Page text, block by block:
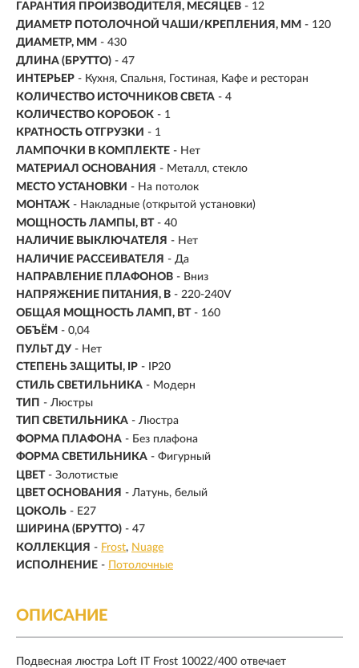
ГАРАНТИЯ ПРОИЗВОДИТЕЛЯ, МЕСЯЦЕВ - 12
ДИАМЕТР ПОТОЛОЧНОЙ ЧАШИ/КРЕПЛЕНИЯ, ММ - 120
ДИАМЕТР, ММ - 430
ДЛИНА (БРУТТО) - 47
ИНТЕРЬЕР - Кухня, Спальня, Гостиная, Кафе и ресторан
КОЛИЧЕСТВО ИСТОЧНИКОВ СВЕТА - 4
КОЛИЧЕСТВО КОРОБОК - 1
КРАТНОСТЬ ОТГРУЗКИ - 1
ЛАМПОЧКИ В КОМПЛЕКТЕ - Нет
МАТЕРИАЛ ОСНОВАНИЯ - Металл, стекло
МЕСТО УСТАНОВКИ - На потолок
МОНТАЖ - Накладные (открытой установки)
МОЩНОСТЬ ЛАМПЫ, ВТ - 40
НАЛИЧИЕ ВЫКЛЮЧАТЕЛЯ - Нет
НАЛИЧИЕ РАССЕИВАТЕЛЯ - Да
НАПРАВЛЕНИЕ ПЛАФОНОВ - Вниз
НАПРЯЖЕНИЕ ПИТАНИЯ, В - 220-240V
ОБЩАЯ МОЩНОСТЬ ЛАМП, ВТ - 160
ОБЪЁМ - 0,04
ПУЛЬТ ДУ - Нет
СТЕПЕНЬ ЗАЩИТЫ, IP - IP20
СТИЛЬ СВЕТИЛЬНИКА - Модерн
ТИП - Люстры
ТИП СВЕТИЛЬНИКА - Люстра
ФОРМА ПЛАФОНА - Без плафона
ФОРМА СВЕТИЛЬНИКА - Фигурный
ЦВЕТ - Золотистые
ЦВЕТ ОСНОВАНИЯ - Латунь, белый
ЦОКОЛЬ - Е27
ШИРИНА (БРУТТО) - 47
КОЛЛЕКЦИЯ - Frost
Nuage
ИСПОЛНЕНИЕ - Потолочные
ОПИСАНИЕ
Подвесная люстра Loft IT Frost 10022/400 отвечает